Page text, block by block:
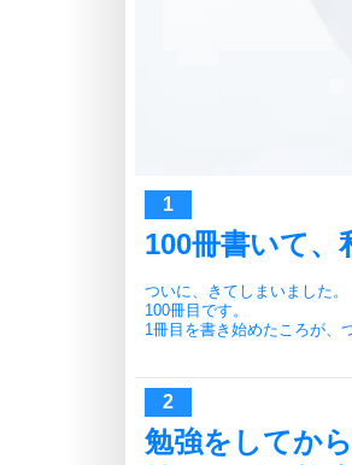
100冊書いて、
ついに、きてしまいました。
100冊目です。
1冊目を書き始めたころが、
勉強をしてか